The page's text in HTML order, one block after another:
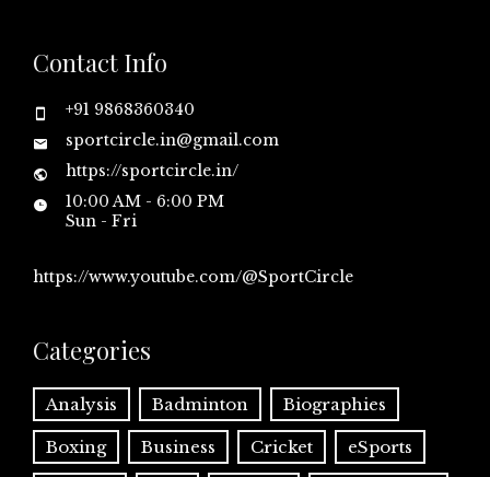
Contact Info
+91 9868360340
sportcircle.in@gmail.com
https://sportcircle.in/
10:00 AM - 6:00 PM
Sun - Fri
https://www.youtube.com/@SportCircle
Categories
Analysis Badminton Biographies
Boxing Business Cricket eSports